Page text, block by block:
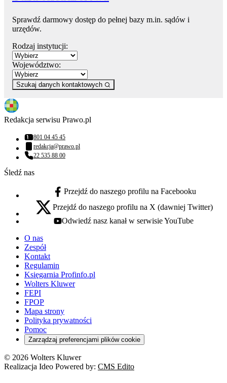
Sprawdź darmowy dostęp do pełnej bazy m.in. sądów i
urzędów.
Rodzaj instytucji:
Województwo:
Szukaj danych kontaktowych
Redakcja serwisu Prawo.pl
Numer telefonu:
801 04 45 45
Adres email:
redakcja@prawo.pl
Numer telefonu:
22 535 88 00
Śledź nas
facebook - otwiera się w nowej karcie
Przejdź do naszego profilu na Facebooku
x - otwiera się w nowej karcie
Przejdź do naszego profilu na X (dawniej Twitter)
youtube - otwiera się w nowej karcie
Odwiedź nasz kanał w serwisie YouTube
O nas
Zespół
Kontakt
Regulamin
Księgarnia Profinfo.pl
Wolters Kluwer
FEPI
FPOP
Mapa strony
Polityka prywatności
Pomoc
Zarządzaj preferencjami plików cookie
© 2026 Wolters Kluwer
Realizacja Ideo Powered by: CMS Edito